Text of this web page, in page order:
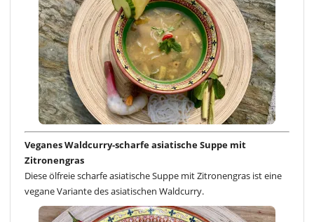
Veganes Waldcurry-scharfe asiatische Suppe mit
Zitronengras
Diese ölfreie scharfe asiatische Suppe mit Zitronengras ist eine
vegane Variante des asiatischen Waldcurry.